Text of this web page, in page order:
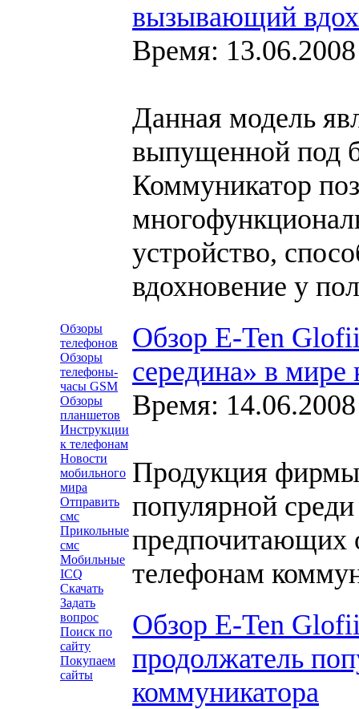
Обзоры
телефонов
Обзоры
телефоны-
часы GSM
Обзоры
планшетов
Инструкции
к телефонам
Новости
мобильного
мира
Отправить
смс
Прикольные
смс
Мобильные
ICQ
Скачать
Задать
вопрос
Поиск по
сайту
Покупаем
сайты
вызывающий
Время:
Данная модель
выпущенной под
Коммуникатор
устройство,
вдохновение у
Обзор E-Ten
середина» в мире
Время:
Продукция фирмы
популярной
телефонам
Обзор E-Ten
продолжатель
коммуникатора